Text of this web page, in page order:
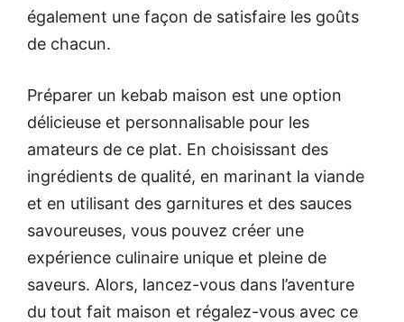
également une façon de satisfaire les goûts
de chacun.
Préparer un kebab maison est une option
délicieuse et personnalisable pour les
amateurs de ce plat. En choisissant des
ingrédients de qualité, en marinant la viande
et en utilisant des garnitures et des sauces
savoureuses, vous pouvez créer une
expérience culinaire unique et pleine de
saveurs. Alors, lancez-vous dans l’aventure
du tout fait maison et régalez-vous avec ce